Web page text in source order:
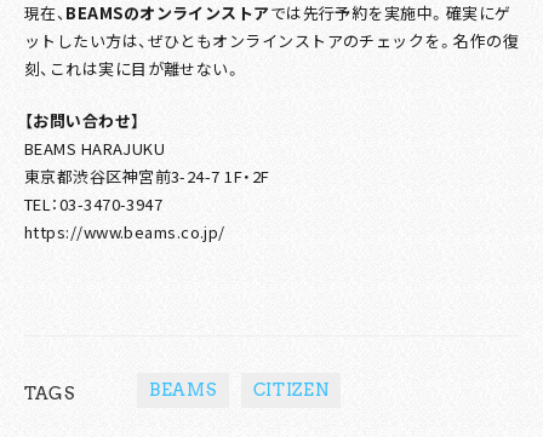
現在、BEAMSのオンラインストアでは先行予約を実施中。確実にゲ
ットしたい方は、ぜひともオンラインストアのチェックを。名作の復
刻、これは実に目が離せない。
【お問い合わせ】
BEAMS HARAJUKU
東京都渋谷区神宮前3-24-7 1F・2F
TEL：03-3470-3947
https://www.beams.co.jp/
TAGS BEAMS CITIZEN